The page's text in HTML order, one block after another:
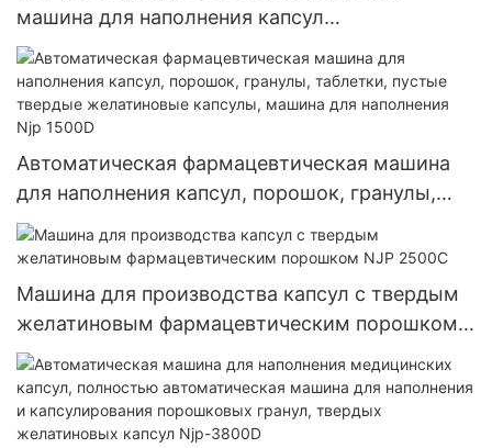
машина для наполнения капсул
фармацевтическими порошками,
автоматическая машина для наполнения
капсул
Автоматическая фармацевтическая машина
для наполнения капсул, порошок, гранулы,
таблетки, пустые твердые желатиновые
капсулы, машина для наполнения Njp 1500D
Машина для производства капсул с твердым
желатиновым фармацевтическим порошком
NJP 2500C